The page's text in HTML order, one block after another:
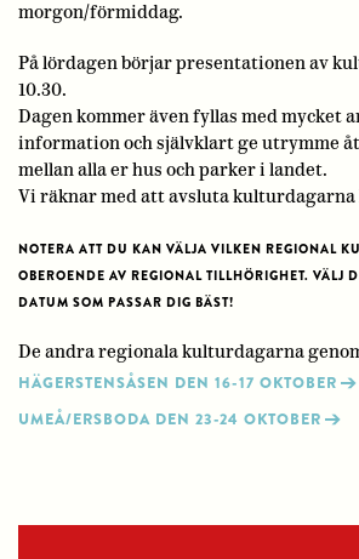
morgon/förmiddag.
På lördagen börjar presentationen av
10.30.
Dagen kommer även fyllas med mycket
information och självklart ge utrymme
mellan alla er hus och parker i landet.
Vi räknar med att avsluta kulturdagarna
NOTERA ATT DU KAN VÄLJA VILKEN REGIONAL
OBEROENDE AV REGIONAL TILLHÖRIGHET. VÄLJ
DATUM SOM PASSAR DIG BÄST!
De andra regionala kulturdagarna
HÄGERSTENSÅSEN DEN 16-17 OKTOBER
UMEÅ/ERSBODA DEN 23-24 OKTOBER